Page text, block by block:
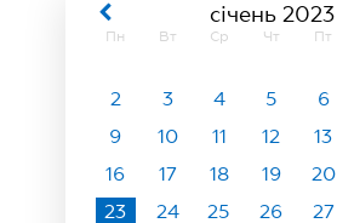
січень 2023
Пн Вт Ср Чт Пт
2
3 4 5 6
9
10 11 12 13
16
17 18 19 20
23
24 25 26 27